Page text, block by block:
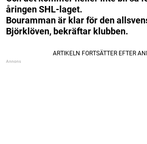
åringen SHL-laget.
Bouramman är klar för den
Björklöven, bekräftar klubben.